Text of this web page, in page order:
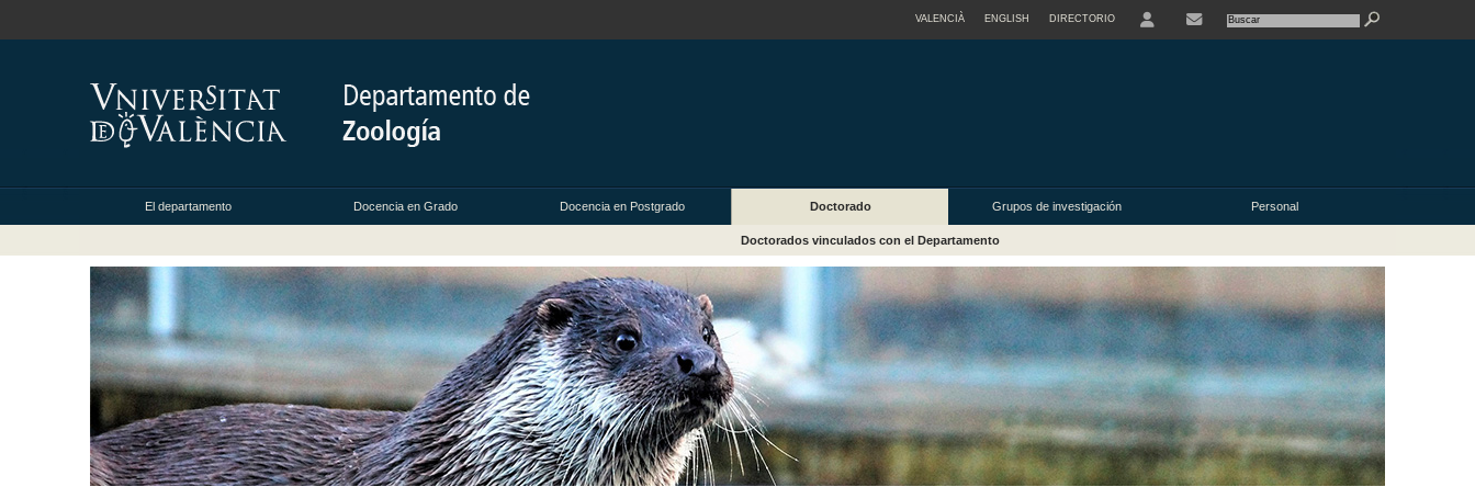
VALENCIÀ ENGLISH DIRECTORIO
El departamento Docencia en Grado Docencia en Postgrado Doctorado Grupos de investigación Personal
Doctorados vinculados con el Departamento